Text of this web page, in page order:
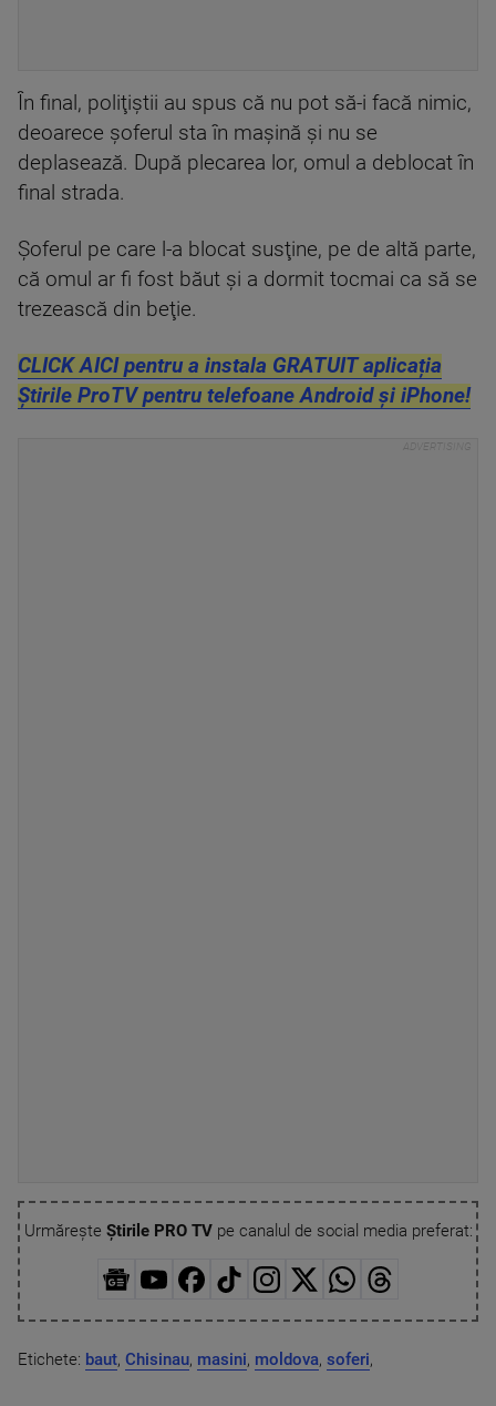
În final, poliţiştii au spus că nu pot să-i facă nimic,
deoarece şoferul sta în maşină şi nu se
deplasează. După plecarea lor, omul a deblocat în
final strada.
Şoferul pe care l-a blocat susţine, pe de altă parte,
că omul ar fi fost băut şi a dormit tocmai ca să se
trezească din beţie.
CLICK AICI pentru a instala GRATUIT aplicația
Știrile ProTV pentru telefoane Android și iPhone!
Urmărește Știrile PRO TVpe canalul de social media preferat:
Etichete: baut, Chisinau, masini, moldova, soferi,